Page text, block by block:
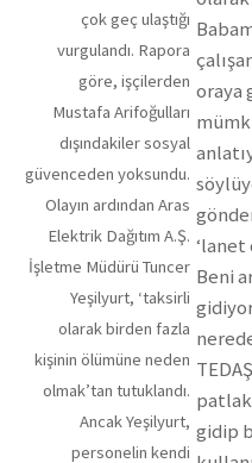
çok geç ulaştığı
vurgulandı. Rapora
göre, işçilerden
Mustafa Arifoğulları
dışındakiler sosyal
güvenceden yoksundu.
Olayın ardından Aras
Elektrik Dağıtım A.Ş.
İşletme Müdürü Tuncer
Yeşilyurt, ‘taksirli
olarak birden fazla
kişinin ölümüne neden
olmak’tan tutuklandı.
Ancak Yeşilyurt,
personelin kendi
oraya
Beni
gidip